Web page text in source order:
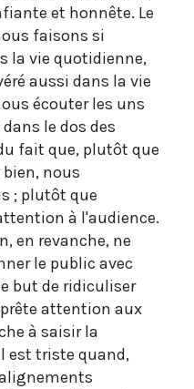
et honnête. Le
faisons si
la vie quotidienne,
aussi dans la vie
écouter les uns
le dos des
fait que, plutôt que
nous
; plutôt que
à l'audience.
en revanche, ne
le public avec
but de ridiculiser
attention aux
à saisir la
est triste quand,